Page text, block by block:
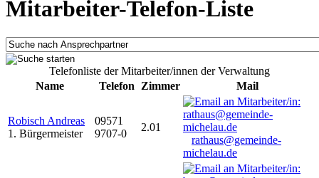
Mitarbeiter-Telefon-Liste
Telefonliste der Mitarbeiter/innen der Verwaltung
Name
Telefon Zimmer Mail
Robisch Andreas
1. Bürgermeister
09571
9707-0
2.01
rathaus@gemeinde-
michelau.de